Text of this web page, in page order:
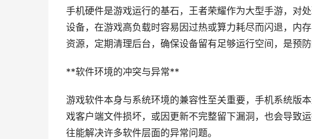
手机硬件是游戏运行的基石，王者荣耀作为大型手游，对
设备，在游戏高负载时容易因过热或算力耗尽而闪退，内
资源，定期清理后台，确保设备留有足够运行空间，是预防
**软件环境的冲突与异常**
游戏软件本身与系统环境的兼容性至关重要，手机系统版
戏客户端文件损坏，或因更新不完整留下漏洞，也会导致
往能解决许多软件层面的异常问题。